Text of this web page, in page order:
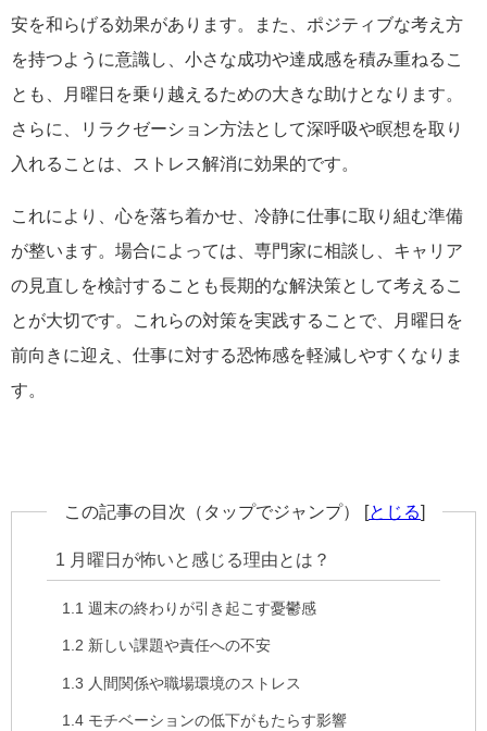
安を和らげる効果があります。また、ポジティブな考え方
を持つように意識し、小さな成功や達成感を積み重ねるこ
とも、月曜日を乗り越えるための大きな助けとなります。
さらに、リラクゼーション方法として深呼吸や瞑想を取り
入れることは、ストレス解消に効果的です。
これにより、心を落ち着かせ、冷静に仕事に取り組む準備
が整います。場合によっては、専門家に相談し、キャリア
の見直しを検討することも長期的な解決策として考えるこ
とが大切です。これらの対策を実践することで、月曜日を
前向きに迎え、仕事に対する恐怖感を軽減しやすくなりま
す。
この記事の目次（タップでジャンプ） [とじる]
1 月曜日が怖いと感じる理由とは？
1.1 週末の終わりが引き起こす憂鬱感
1.2 新しい課題や責任への不安
1.3 人間関係や職場環境のストレス
1.4 モチベーションの低下がもたらす影響